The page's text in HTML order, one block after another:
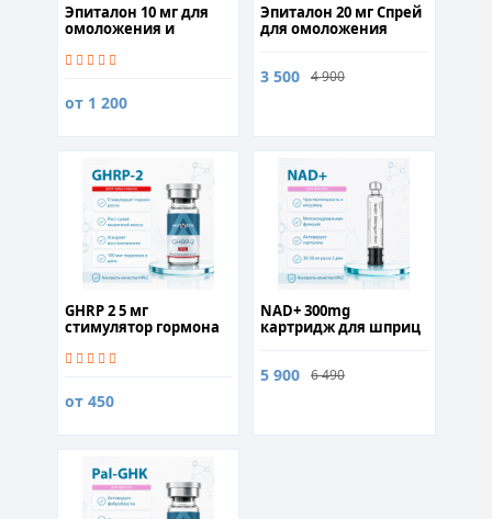
Эпиталон 10 мг для
омоложения и
выносливости
от 1 200
Эпиталон 20 мг Спрей
для омоложения
3 500 4 900
GHRP 2 5 мг
стимулятор гормона
от 450
NAD+ 300mg
картридж для шприц
5 900 6 490